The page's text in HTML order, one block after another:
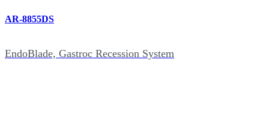
AR-8855DS
EndoBlade, Gastroc Recession System